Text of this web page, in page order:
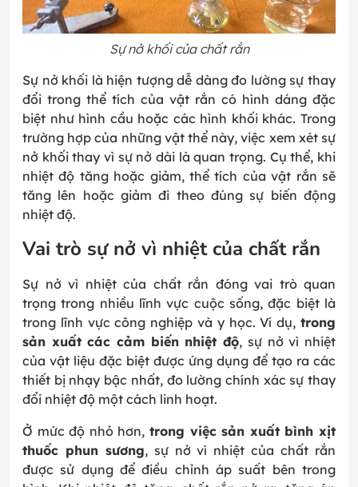
Sự nở khối của chất rắn
Sự nở khối là hiện tượng dễ dàng đo lường sự thay
đổi trong thể tích của vật rắn có hình dáng đặc
biệt như hình cầu hoặc các hình khối khác. Trong
trường hợp của những vật thể này, việc xem xét sự
nở khối thay vì sự nở dài là quan trọng. Cụ thể, khi
nhiệt độ tăng hoặc giảm, thể tích của vật rắn sẽ
tăng lên hoặc giảm đi theo đúng sự biến động
nhiệt độ.
Vai trò sự nở vì nhiệt của chất rắn
Sự nở vì nhiệt của chất rắn đóng vai trò quan
trọng trong nhiều lĩnh vực cuộc sống, đặc biệt là
trong lĩnh vực công nghiệp và y học. Ví dụ, trong
sản xuất các cảm biến nhiệt độ, sự nở vì nhiệt
của vật liệu đặc biệt được ứng dụng để tạo ra các
thiết bị nhạy bậc nhất, đo lường chính xác sự thay
đổi nhiệt độ một cách linh hoạt.
Ở mức độ nhỏ hơn, trong việc sản xuất bình xịt
thuốc phun sương, sự nở vì nhiệt của chất rắn
được sử dụng để điều chỉnh áp suất bên trong